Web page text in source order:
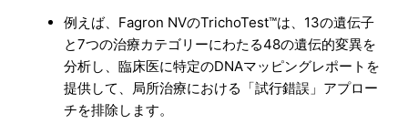
例えば、Fagron NVのTrichoTest™は、13の遺伝子
と7つの治療カテゴリーにわたる48の遺伝的変異を
分析し、臨床医に特定のDNAマッピングレポートを
提供して、局所治療における「試行錯誤」アプロー
チを排除します。